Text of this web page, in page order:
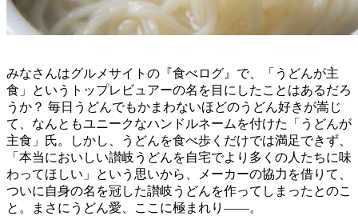
みなさんはグルメサイトの『食べログ』で、「うどんが主
食」というトップレビュアーの名を目にしたことはあるだろ
うか？ 毎日うどんでもかまわないほどのうどん好きが嵩じ
て、なんともユニークなハンドルネームを付けた「うどんが
主食」氏。しかし、うどんを食べ歩くだけでは満足できず、
「本当においしい讃岐うどんを自宅でより多くの人たちに味
わってほしい」という思いから、メーカーの協力を借りて、
ついに自身の名を冠した讃岐うどんを作ってしまったとのこ
と。まさにうどん愛、ここに極まれり――。